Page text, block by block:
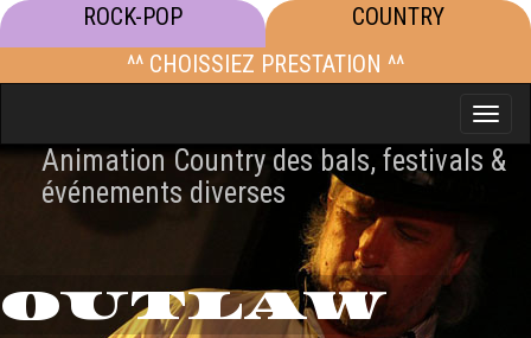
ROCK-POP
COUNTRY
^^ CHOISSIEZ PRESTATION ^^
Toggle
Animation Country des bals, festivals &
événements diverses
OUTLAW